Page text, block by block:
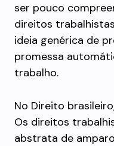
ser pouco
direitos
ideia genérica de
promessa
trabalho.
No Direito
Os direitos
abstrata de